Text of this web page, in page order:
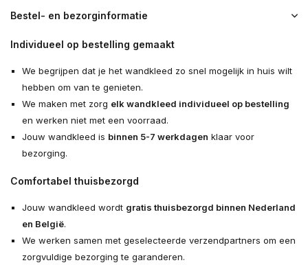
Bestel- en bezorginformatie
Individueel op bestelling gemaakt
We begrijpen dat je het wandkleed zo snel mogelijk in huis wilt
hebben om van te genieten.
We maken met zorg elk wandkleed individueel op bestelling
en werken niet met een voorraad.
Jouw wandkleed is binnen 5-7 werkdagen klaar voor
bezorging.
Comfortabel thuisbezorgd
Jouw wandkleed wordt gratis thuisbezorgd binnen Nederland
en België.
We werken samen met geselecteerde verzendpartners om een
zorgvuldige bezorging te garanderen.